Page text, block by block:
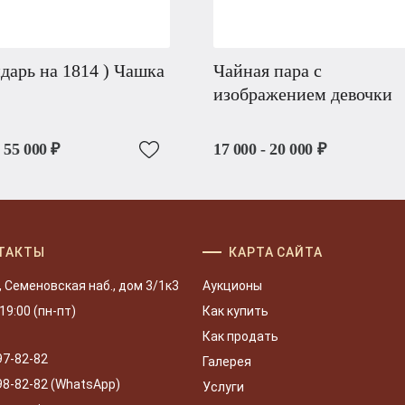
на 1814 ) Чашка
000 ₽
Чайная пара с
изображением девочки
17 000 - 20 000 ₽
Семеновская наб., дом 3/1к3
(пн-пт)
82-82
82-82 (WhatsApp)
КАРТА САЙТА
Аукционы
Как купить
Как продать
Галерея
Услуги